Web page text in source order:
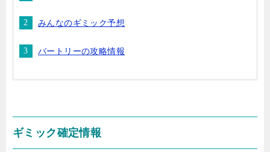
みんなのギミック予想
バートリーの攻略情報
ギミック確定情報